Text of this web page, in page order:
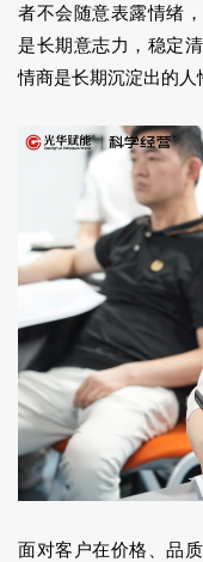
者不会随意表露情绪
是长期意志力，稳定
情商是长期沉淀出的人
面对客户在价格、品